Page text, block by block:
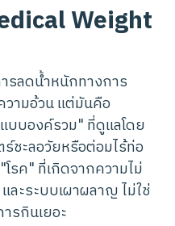
Weight
รลดน้ำหนักทางการ
ามอ้วน แต่มันคือ
บบองค์รวม" ที่ดูแลโดย
ชะลอวัยหรือต่อมไร้ท่อ
รค" ที่เกิดจากความไม่
ะระบบเผาผลาญ ไม่ใช่
รกินเยอะ